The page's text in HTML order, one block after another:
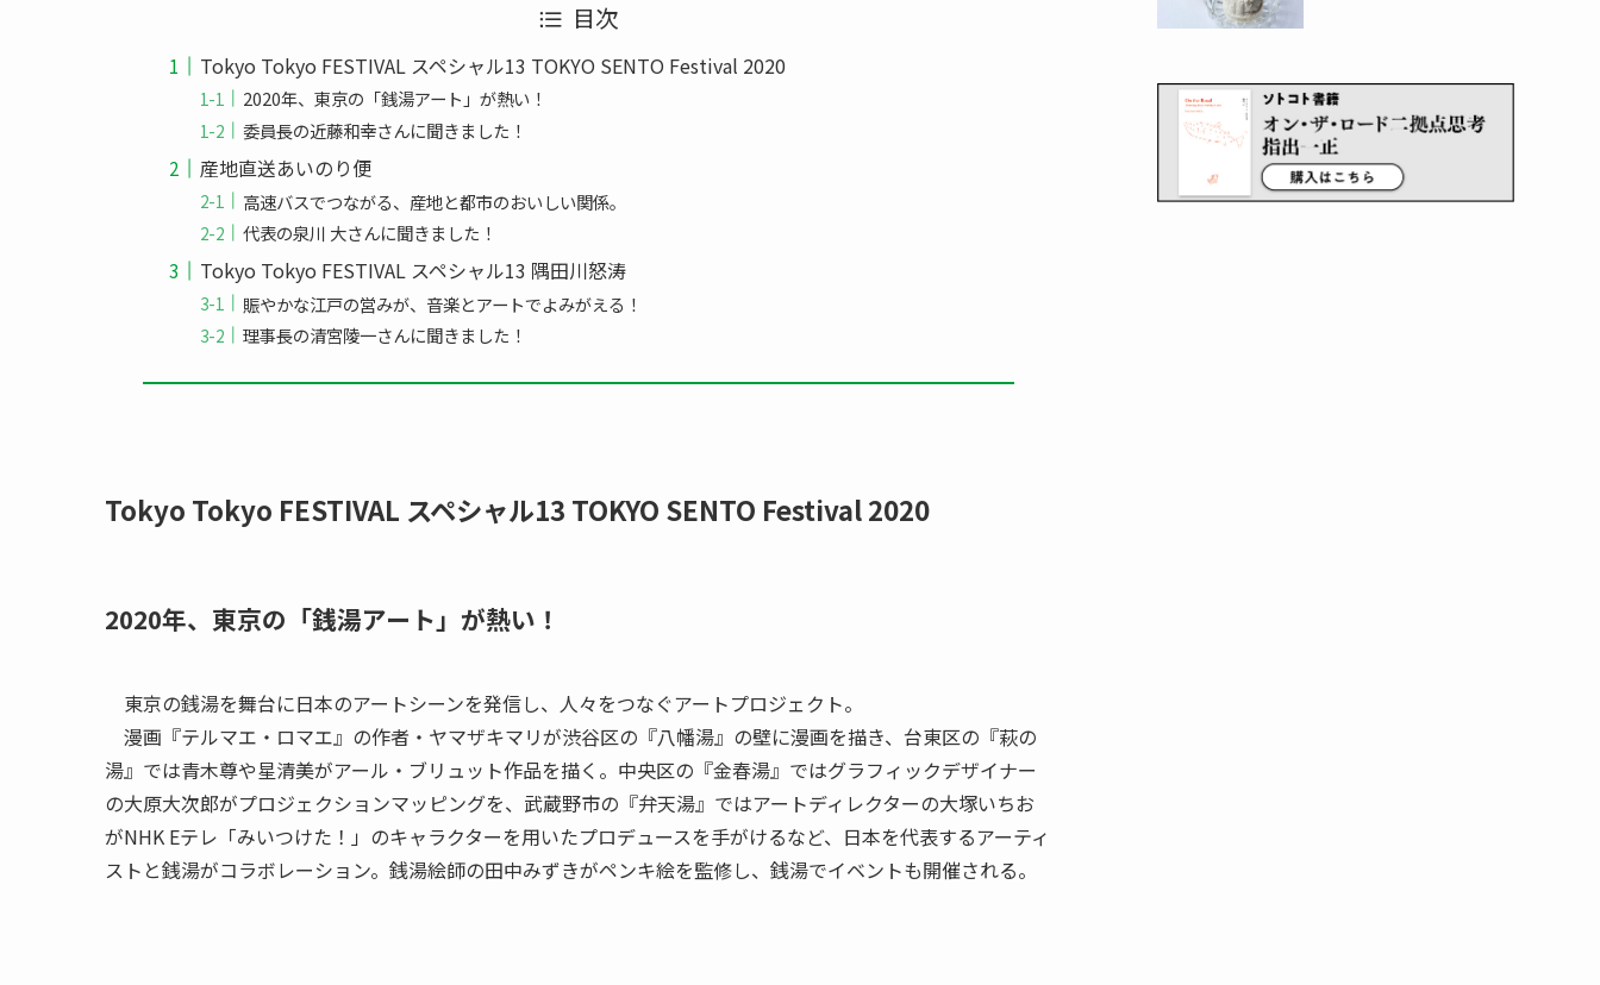
目次
Tokyo Tokyo FESTIVAL スペシャル13 TOKYO SENTO Festival 2020
2020年、東京の「銭湯アート」が熱い！
委員長の近藤和幸さんに聞きました！
産地直送あいのり便
高速バスでつながる、産地と都市のおいしい関係。
代表の泉川 大さんに聞きました！
Tokyo Tokyo FESTIVAL スペシャル13 隅田川怒涛
賑やかな江戸の営みが、音楽とアートでよみがえる！
理事長の清宮陵一さんに聞きました！
Tokyo Tokyo FESTIVAL スペシャル13 TOKYO SENTO Festival 2020
2020年、東京の「銭湯アート」が熱い！
東京の銭湯を舞台に日本のアートシーンを発信し、人々をつなぐアートプロジェクト。
漫画『テルマエ・ロマエ』の作者・ヤマザキマリが渋谷区の『八幡湯』の壁に漫画を描き、台東区の『萩の
湯』では青木尊や星清美がアール・ブリュット作品を描く。中央区の『金春湯』ではグラフィックデザイナー
の大原大次郎がプロジェクションマッピングを、武蔵野市の『弁天湯』ではアートディレクターの大塚いちお
がNHK Eテレ「みいつけた！」のキャラクターを用いたプロデュースを手がけるなど、日本を代表するアーティ
ストと銭湯がコラボレーション。銭湯絵師の田中みずきがペンキ絵を監修し、銭湯でイベントも開催される。